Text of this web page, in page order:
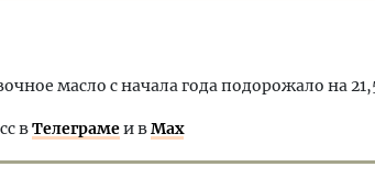
масло с начала года подорожало на
вТелеграмеи вMax